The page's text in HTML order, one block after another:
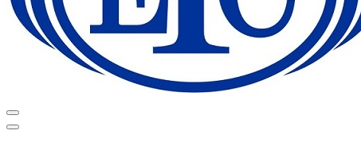
Menú
de
Menú